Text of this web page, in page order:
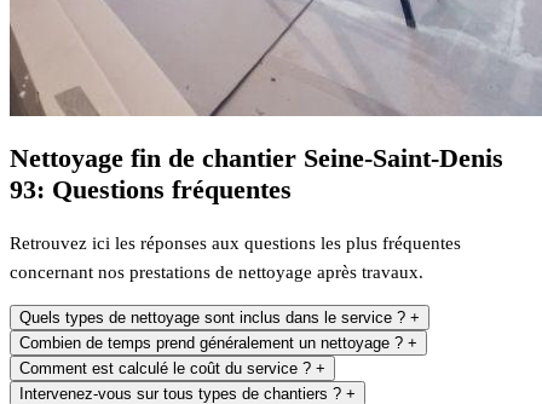
Nettoyage fin de chantier Seine-Saint-Denis
93: Questions fréquentes
Retrouvez ici les réponses aux questions les plus fréquentes
concernant nos prestations de nettoyage après travaux.
Quels types de nettoyage sont inclus dans le service ? +
Combien de temps prend généralement un nettoyage ? +
Comment est calculé le coût du service ? +
Intervenez-vous sur tous types de chantiers ? +